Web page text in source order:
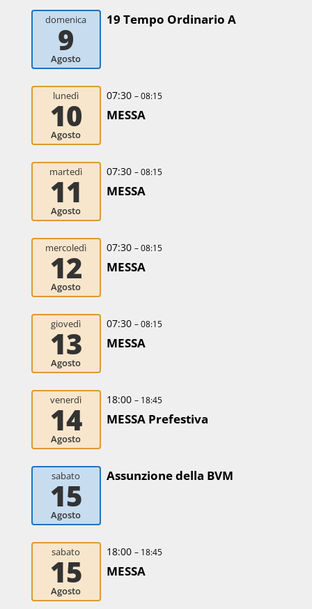
domenica
9
Agosto
19 Tempo Ordinario A
lunedì
10
Agosto
07:30 – 08:15
MESSA
martedì
11
Agosto
07:30 – 08:15
MESSA
mercoledì
12
Agosto
07:30 – 08:15
MESSA
giovedì
13
Agosto
07:30 – 08:15
MESSA
venerdì
14
Agosto
18:00 – 18:45
MESSA Prefestiva
sabato
15
Agosto
Assunzione della BVM
sabato
15
Agosto
18:00 – 18:45
MESSA